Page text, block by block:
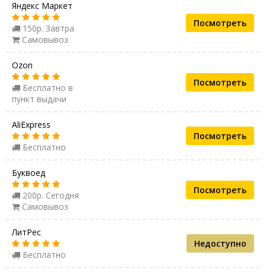
Яндекс Маркет
150р. Завтра
Самовывоз
Посмотреть
Ozon
Бесплатно в
пункт выдачи
Посмотреть
AliExpress
Бесплатно
Посмотреть
Буквоед
200р. Сегодня
Самовывоз
Посмотреть
ЛитРес
Бесплатно
Недоступно